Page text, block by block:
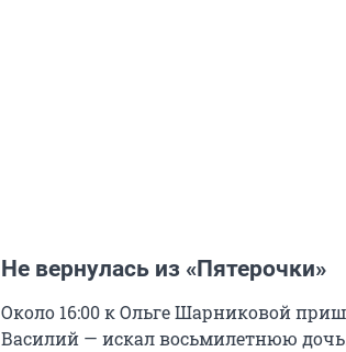
Не вернулась из «Пятерочки»
Около 16:00 к Ольге Шарниковой
Василий — искал восьмилетнюю